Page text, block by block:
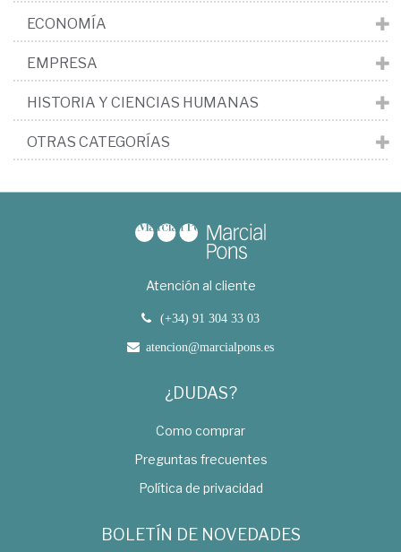
ECONOMÍA
EMPRESA
HISTORIA Y CIENCIAS HUMANAS
OTRAS CATEGORÍAS
Atención al cliente
(+34) 91 304 33 03
atencion@marcialpons.es
¿DUDAS?
Como comprar
Preguntas frecuentes
Política de privacidad
BOLETÍN DE NOVEDADES